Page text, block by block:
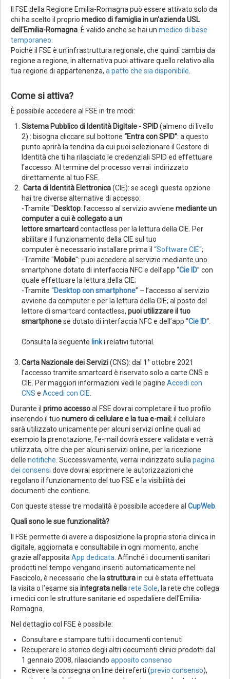
Il FSE della Regione Emilia-Romagna può essere attivato solo da
chi ha scelto il proprio medico di famiglia in un'azienda USL
dell'Emilia-Romagna . È valido anche se hai un medico di base
temporaneo
Poichè il FSE è un'infrastruttura regionale, che quindi cambia da
regione a regione, in alternativa puoi attivare quello relativo alla
tua regione di appartenenza, a patto che sia disponibile
Come si attiva?
È possibile accedere al FSE in tre modi:
Sistema Pubblico di Identità Digitale - SPID(almeno di livello
2) : bisogna cliccare sul bottone “Entra con SPID”: a questo
punto aprirà la tendina da cui puoi selezionare il Gestore di
Identità che ti ha rilasciato le credenziali SPID ed effettuare
l'accesso. Al termine del processo verrai indirizzato
direttamente al tuo FSE.
Carta di Identità Elettronica(CIE): se scegli questa opzione
hai tre diverse alternative di accesso:
-Tramite "Desktop: l’accesso al servizio avviene mediante un
computer a cui è collegato a un
lettore smartcardcontactless per la lettura della CIE. Per
abilitare il funzionamento della CIE sul tuo
computer è necessario installare prima il “Software CIE“;
-Tramite "Mobile": puoi accedere al servizio mediante uno
smartphone dotato di interfaccia NFC e dell’app “Cie ID” con
quale effettuare la lettura della CIE;
-Tramite “Desktop con smartphone” – l’accesso al servizio
avviene da computer e per la lettura della CIE; al posto del
lettore di smartcard contactless, puoi utilizzare il tuo
smartphonese dotato di interfaccia NFC e dell’app “Cie ID“.
Consulta la seguente linki relativi tutorial.
Carta Nazionale dei Servizi(CNS): dal 1° ottobre 2021
l’accesso tramite smartcard è riservato solo a carte CNS e
CIE. Per maggiori informazioni vedi le pagine Accedi con
CNS e Accedi con CIE
Durante il primo accessoal FSE dovrai completare il tuo profilo
inserendo il tuo numero di cellulare e la tua e-mail; il cellulare
sarà utilizzato unicamente per alcuni servizi online quali ad
esempio la prenotazione, l’e-mail dovrà essere validata e verrà
utilizzata, oltre che per alcuni servizi online, per la ricezione
delle notifiche . Successivamente, verrai indirizzato sulla pagina
dei consensi dove dovrai esprimere le autorizzazioni che
regolano il funzionamento del tuo FSE e la visibilità dei
documenti che contiene.
Con queste stesse tre modalità è possibile accedere al CupWeb
Quali sono le sue funzionalità?
Il FSE permette di avere a disposizione la propria storia clinica in
digitale, aggiornata e consultabile in ogni momento, anche
grazie all'apposita App dedicata . Affinché i documenti sanitari
prodotti nel tempo vengano inseriti automaticamente nel
Fascicolo, è necessario che la strutturain cui è stata effettuata
la visita o l'esame sia integrata nellarete Sole, la rete che collega
i medici con le strutture sanitarie ed ospedaliere dell'Emilia-
Romagna.
Nel dettaglio col FSE è possibile:
Consultare e stampare tutti i documenti contenuti
Recuperare lo storico degli altri documenti clinici prodotti dal
1 gennaio 2008, rilasciando apposito consenso
Ricevere la consegna on line dei referti (previo consenso),